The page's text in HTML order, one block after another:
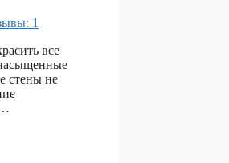
1
все
стены не